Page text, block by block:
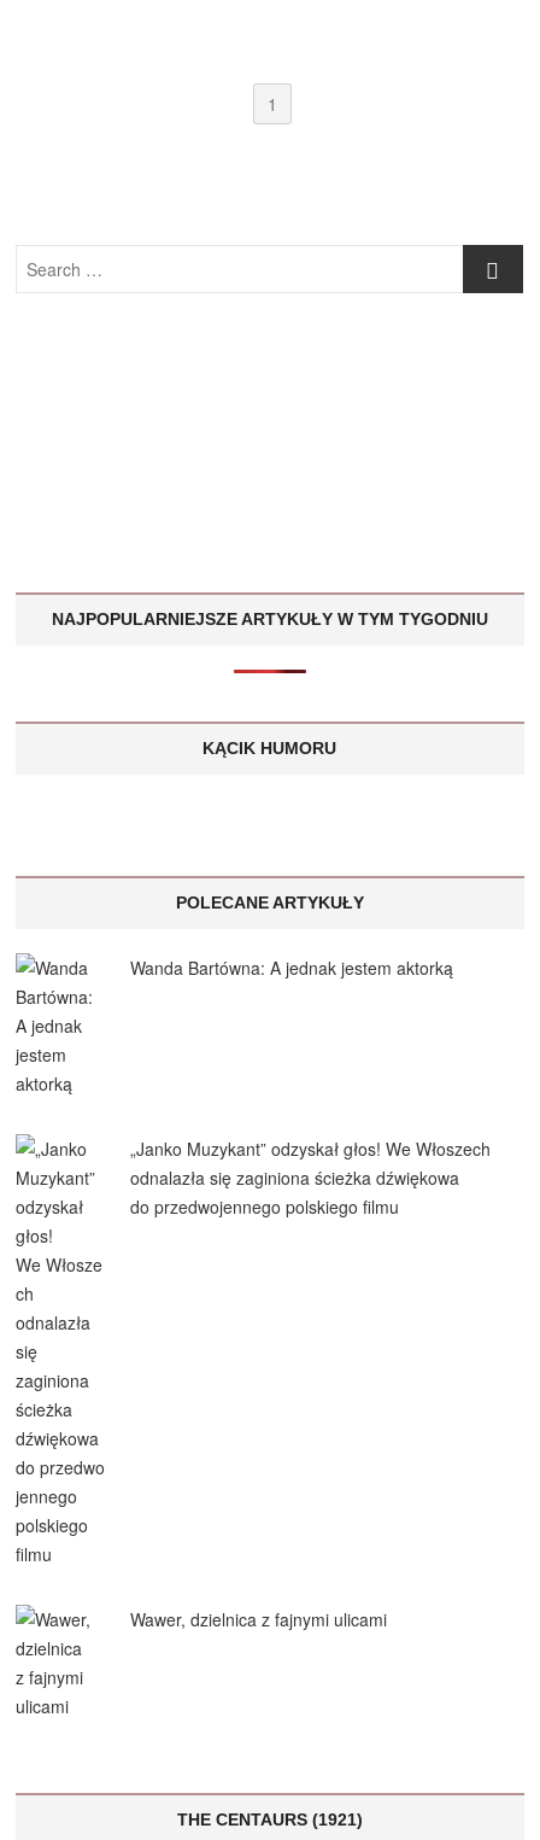
1
Search
…
NAJPOPULARNIEJSZE ARTYKUŁY W TYM TYGODNIU
KĄCIK HUMORU
POLECANE ARTYKUŁY
Wanda Bartówna: A jednak jestem aktorką
„Janko Muzykant” odzyskał głos! We Włoszech
odnalazła się zaginiona ścieżka dźwiękowa
do przedwojennego polskiego filmu
Wawer, dzielnica z fajnymi ulicami
THE CENTAURS (1921)